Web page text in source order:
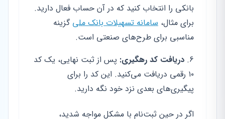
بانکی را انتخاب کنید که در آن حساب فعال دارید.
برای مثال، سامانه تسهیلات بانک ملی گزینه
مناسبی برای طرح‌های صنعتی است.
دریافت کد رهگیری: پس از ثبت نهایی، یک کد
۱۰ رقمی دریافت می‌کنید. این کد را برای
پیگیری‌های بعدی نزد خود نگه دارید.
اگر در حین ثبت‌نام با مشکل مواجه شدید،